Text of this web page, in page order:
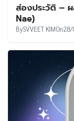
ส่องประวัติ –
Nae)
BySVVEET KIMOn28/